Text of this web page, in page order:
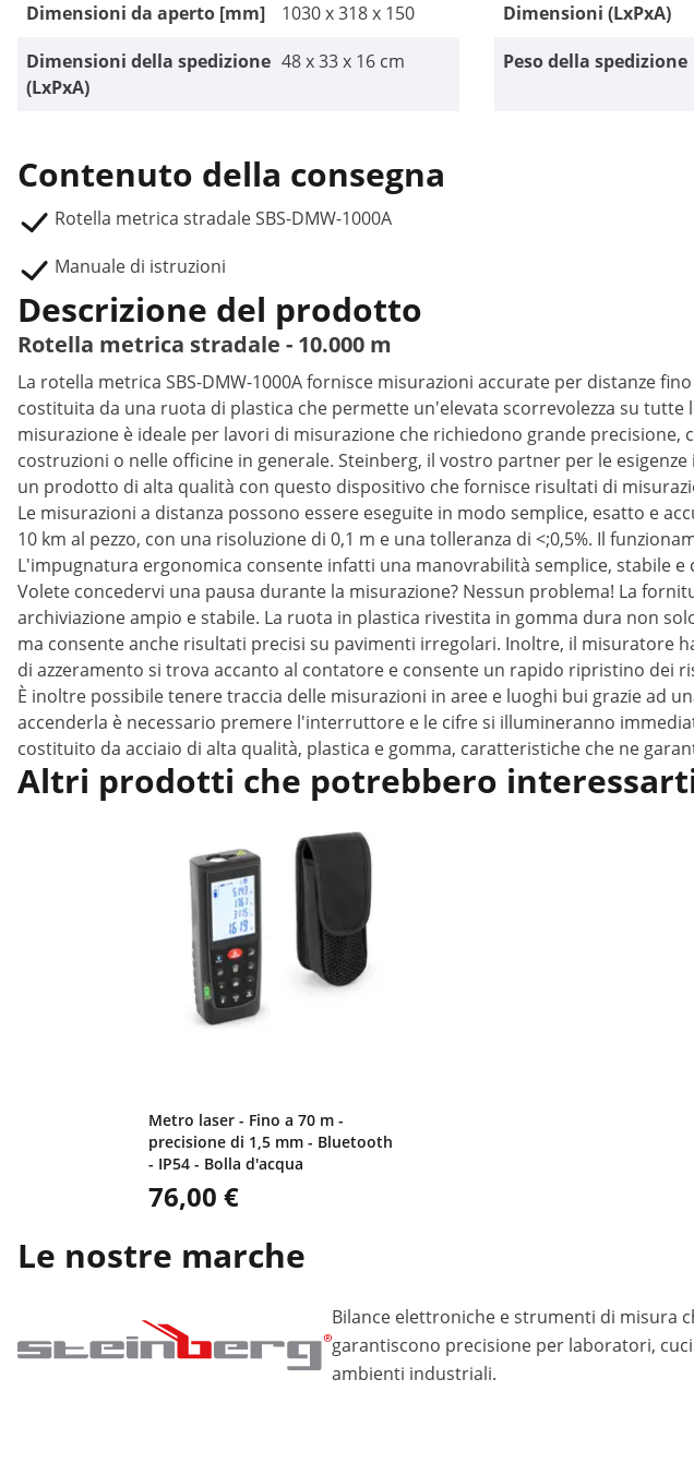
Dimensioni da aperto [mm] 1030 x 318 x 150 Dimensioni (LxPxA)
Dimensioni della spedizione
(LxPxA)
48 x 33 x 16 cm Peso della spedizione
Contenuto della consegna
Rotella metrica stradale SBS-DMW-1000A
Manuale di istruzioni
Descrizione del prodotto
Rotella metrica stradale - 10.000 m
La rotella metrica SBS-DMW-1000A fornisce misurazioni accurate per distanze
costituita da una ruota di plastica che permette un'elevata scorrevolezza su
misurazione è ideale per lavori di misurazione che richiedono grande precisione,
costruzioni o nelle officine in generale. Steinberg, il vostro partner per le
un prodotto di alta qualità con questo dispositivo che fornisce risultati di
Le misurazioni a distanza possono essere eseguite in modo semplice, esatto e
10 km al pezzo, con una risoluzione di 0,1 m e una tolleranza di <;0,5%. Il
L'impugnatura ergonomica consente infatti una manovrabilità semplice, stabile e
Volete concedervi una pausa durante la misurazione? Nessun problema! La
archiviazione ampio e stabile. La ruota in plastica rivestita in gomma dura non
ma consente anche risultati precisi su pavimenti irregolari. Inoltre, il misuratore
di azzeramento si trova accanto al contatore e consente un rapido ripristino dei
È inoltre possibile tenere traccia delle misurazioni in aree e luoghi bui grazie ad
accenderla è necessario premere l'interruttore e le cifre si illumineranno
costituito da acciaio di alta qualità, plastica e gomma, caratteristiche che ne
Altri prodotti che potrebbero
Metro laser - Fino a 70 m -
precisione di 1,5 mm - Bluetooth
- IP54 - Bolla d'acqua
76,00 €
Le nostre marche
Bilance elettroniche e strumenti di misura
garantiscono precisione per laboratori,
ambienti industriali.